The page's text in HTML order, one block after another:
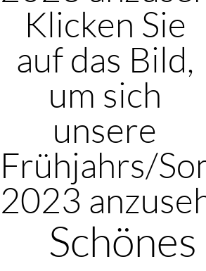
Klicken Sie
auf das Bild,
um sich
unsere
Frühjahrs/
2023
Schönes